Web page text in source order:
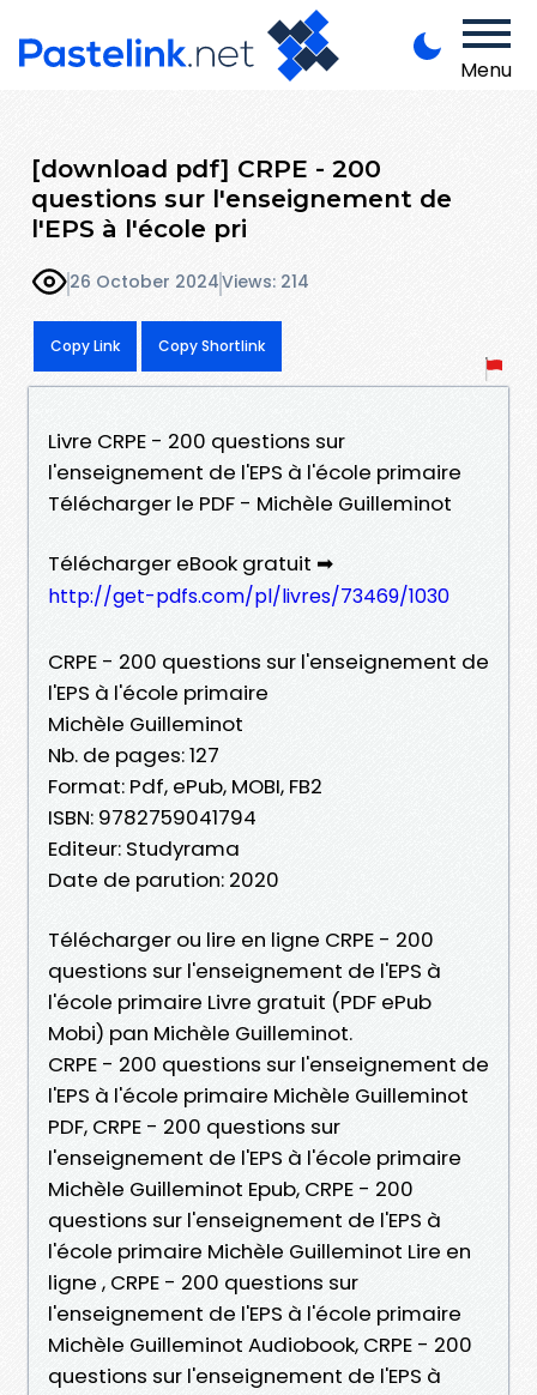
Menu
[download pdf] CRPE - 200
questions sur l'enseignement de
l'EPS à l'école pri
26 October 2024Views: 214
Copy Link Copy Shortlink
Livre CRPE - 200 questions sur
l'enseignement de l'EPS à l'école primaire
Télécharger le PDF - Michèle Guilleminot
Télécharger eBook gratuit ➡
http://get-pdfs.com/pl/livres/73469/1030
CRPE - 200 questions sur l'enseignement de
l'EPS à l'école primaire
Michèle Guilleminot
Nb. de pages: 127
Format: Pdf, ePub, MOBI, FB2
ISBN: 9782759041794
Editeur: Studyrama
Date de parution: 2020
Télécharger ou lire en ligne CRPE - 200
questions sur l'enseignement de l'EPS à
l'école primaire Livre gratuit (PDF ePub
Mobi) pan Michèle Guilleminot.
CRPE - 200 questions sur l'enseignement de
l'EPS à l'école primaire Michèle Guilleminot
PDF, CRPE - 200 questions sur
l'enseignement de l'EPS à l'école primaire
Michèle Guilleminot Epub, CRPE - 200
questions sur l'enseignement de l'EPS à
l'école primaire Michèle Guilleminot Lire en
ligne , CRPE - 200 questions sur
l'enseignement de l'EPS à l'école primaire
Michèle Guilleminot Audiobook, CRPE - 200
questions sur l'enseignement de l'EPS à